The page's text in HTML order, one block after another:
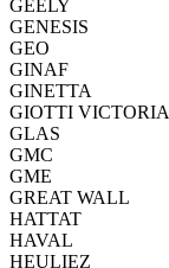
GEELY
GENESIS
GEO
GINAF
GINETTA
GIOTTI VICTORIA
GLAS
GMC
GME
GREAT WALL
HATTAT
HAVAL
HEULIEZ